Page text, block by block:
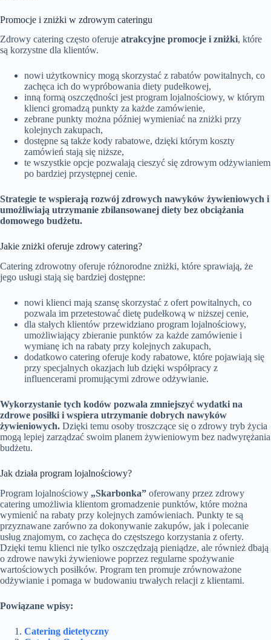
Promocje i zniżki w zdrowym cateringu
Zdrowy catering często oferuje atrakcyjne promocje i zniżki, które
są korzystne dla klientów.
nowi użytkownicy mogą skorzystać z rabatów powitalnych, co
zachęca ich do wypróbowania diety pudełkowej,
inną formą oszczędności jest program lojalnościowy, w którym
klienci gromadzą punkty za każde zamówienie,
zebrane punkty można później wymieniać na zniżki przy
kolejnych zakupach,
dostępne są także kody rabatowe, dzięki którym koszty
zamówień stają się niższe,
te wszystkie opcje pozwalają cieszyć się zdrowym odżywianiem
po bardziej przystępnej cenie.
Strategie te wspierają rozwój zdrowych nawyków żywieniowych i
umożliwiają utrzymanie zbilansowanej diety bez obciążania
domowego budżetu.
Jakie zniżki oferuje zdrowy catering?
Catering zdrowotny oferuje różnorodne zniżki, które sprawiają, że
jego usługi stają się bardziej dostępne:
nowi klienci mają szansę skorzystać z ofert powitalnych, co
pozwala im przetestować dietę pudełkową w niższej cenie,
dla stałych klientów przewidziano program lojalnościowy,
umożliwiający zbieranie punktów za każde zamówienie i
wymianę ich na rabaty przy kolejnych zakupach,
dodatkowo catering oferuje kody rabatowe, które pojawiają się
przy specjalnych okazjach lub dzięki współpracy z
influencerami promującymi zdrowe odżywianie.
Wykorzystanie tych kodów pozwala zmniejszyć wydatki na
zdrowe posiłki i wspiera utrzymanie dobrych nawyków
żywieniowych. Dzięki temu osoby troszczące się o zdrowy tryb życia
mogą lepiej zarządzać swoim planem żywieniowym bez nadwyrężania
budżetu.
Jak działa program lojalnościowy?
Program lojalnościowy „Skarbonka” oferowany przez zdrowy
catering umożliwia klientom gromadzenie punktów, które można
wymienić na rabaty przy kolejnych zamówieniach. Punkty te są
przyznawane zarówno za dokonywanie zakupów, jak i polecanie
usług znajomym, co zachęca do częstszego korzystania z oferty.
Dzięki temu klienci nie tylko oszczędzają pieniądze, ale również dbają
o zdrowe nawyki żywieniowe poprzez regularne spożywanie
wartościowych posiłków. Program ten promuje zrównoważone
odżywianie i pomaga w budowaniu trwałych relacji z klientami.
Powiązane wpisy:
Catering dietetyczny